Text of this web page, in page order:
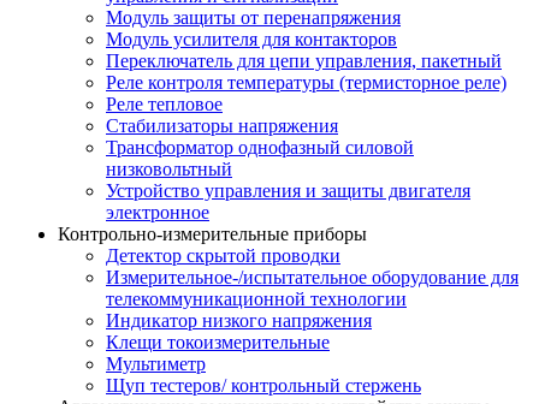
Модуль защиты от перенапряжения
Модуль усилителя для контакторов
Переключатель для цепи управления, пакетный
Реле контроля температуры (термисторное реле)
Реле тепловое
Стабилизаторы напряжения
Трансформатор однофазный силовой
низковольтный
Устройство управления и защиты двигателя
электронное
Контрольно-измерительные приборы
Детектор скрытой проводки
Измерительное-/испытательное оборудование для
телекоммуникационной технологии
Индикатор низкого напряжения
Клещи токоизмерительные
Мультиметр
Щуп тестеров/ контрольный стержень